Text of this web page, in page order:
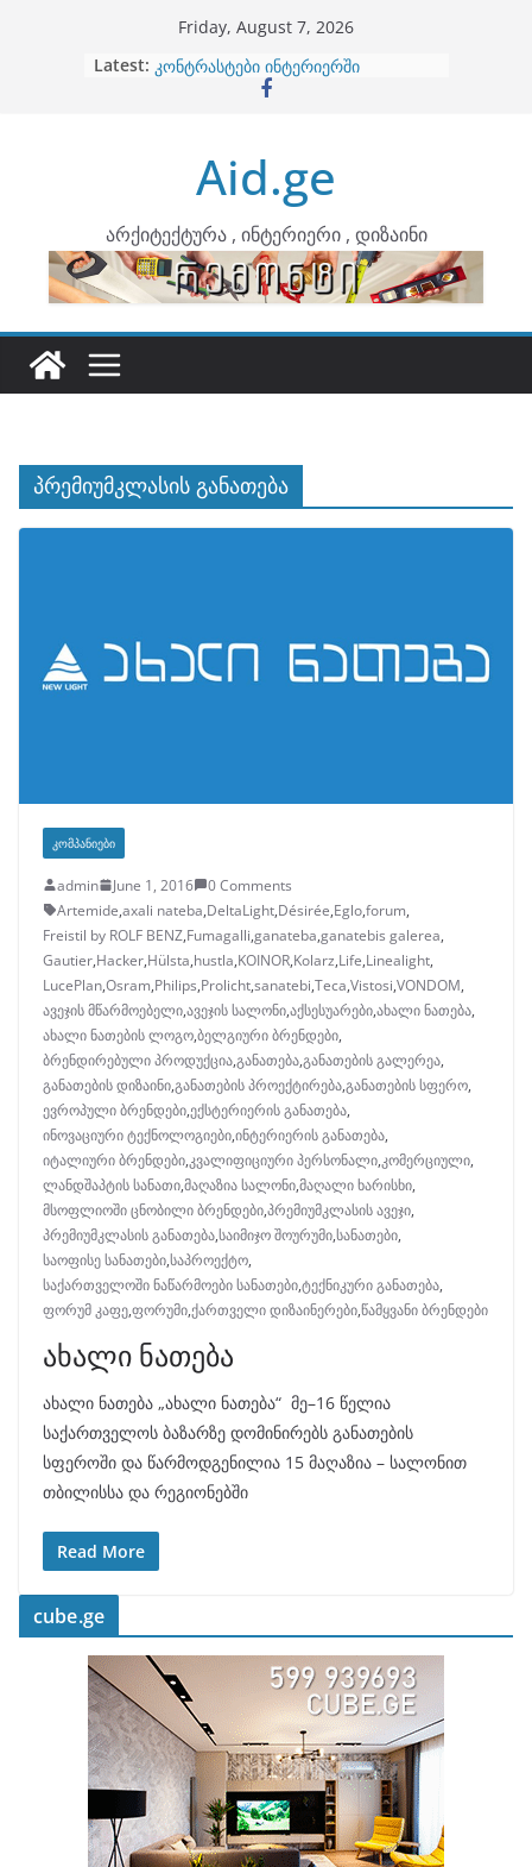
Friday, August 7, 2026
Latest: ბინების გაერთიანება
კონტრასტები ინტერიერში
ინტერიერის დიზიანი
არტემიდი წარმოგიდგენთ
Aid.ge
არქიტექტურა , ინტერიერი , დიზაინი
პრემიუმკლასის განათება
ᲙᲝᲛᲞᲐᲜᲘᲔᲑᲘ
admin June 1, 2016
0 Comments
Artemide,axali nateba,DeltaLight,Désirée,Eglo,forum,
Freistil by ROLF BENZ,Fumagalli,ganateba,ganatebis galerea,
Gautier,Hacker,Hülsta,hustla,KOINOR,Kolarz,Life,Linealight,
LucePlan,Osram,Philips,Prolicht,sanatebi,Teca,Vistosi,VONDOM,
ავეჯის მწარმოებელი,ავეჯის სალონი,აქსესუარები,ახალი ნათება,
ახალი ნათების ლოგო,ბელგიური ბრენდები,
ბრენდირებული პროდუქცია,განათება,განათების გალერეა,
განათების დიზაინი,განათების პროექტირება,განათების სფერო,
ევროპული ბრენდები,ექსტერიერის განათება,
ინოვაციური ტექნოლოგიები,ინტერიერის განათება,
იტალიური ბრენდები,კვალიფიციური პერსონალი,კომერციული,
ლანდშაპტის სანათი,მაღაზია სალონი,მაღალი ხარისხი,
მსოფლიოში ცნობილი ბრენდები,პრემიუმკლასის ავეჯი,
პრემიუმკლასის განათება,საიმიჯო შოურუმი,სანათები,
საოფისე სანათები,საპროექტო,
საქართველოში ნაწარმოები სანათები,ტექნიკური განათება,
ფორუმ კაფე,ფორუმი,ქართველი დიზაინერები,წამყვანი ბრენდები
ახალი ნათება
ახალი ნათება „ახალი ნათება“ მე–16 წელია
საქართველოს ბაზარზე დომინირებს განათების
სფეროში და წარმოდგენილია 15 მაღაზია – სალონით
თბილისსა და რეგიონებში
Read More
cube.ge